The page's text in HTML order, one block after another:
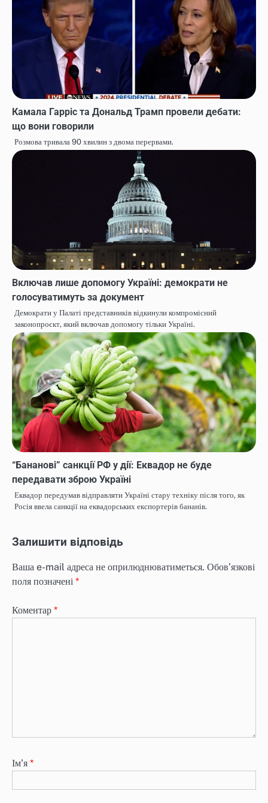
Камала Гарріс та Дональд Трамп провели дебати:
що вони говорили
Розмова тривала 90 хвилин з двома перервами.
Включав лише допомогу Україні: демократи не
голосуватимуть за документ
Демократи у Палаті представників відкинули компромісний
законопроєкт, який включав допомогу тільки Україні.
“Бананові” санкції РФ у дії: Еквадор не буде
передавати зброю Україні
Еквадор передумав відправляти Україні стару техніку після того, як
Росія ввела санкції на еквадорських експортерів бананів.
Залишити відповідь
Ваша e-mail адреса не оприлюднюватиметься. Обов’язкові
поля позначені *
Коментар *
Ім'я *